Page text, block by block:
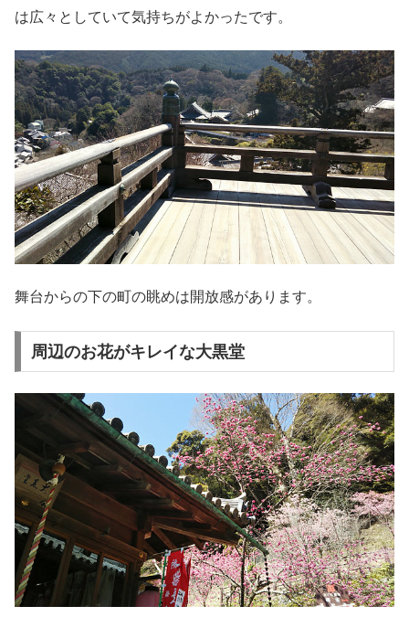
は広々としていて気持ちがよかったです。
舞台からの下の町の眺めは開放感があります。
周辺のお花がキレイな大黒堂